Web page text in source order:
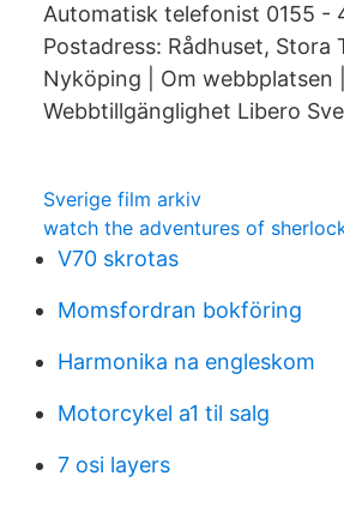
Automatisk telefonist 0155 -
Postadress: Rådhuset, Stora
Nyköping | Om webbplatsen |
Webbtillgänglighet Libero
Sverige film arkiv
watch the adventures of
V70 skrotas
Momsfordran bokföring
Harmonika na engleskom
Motorcykel a1 til salg
7 osi layers